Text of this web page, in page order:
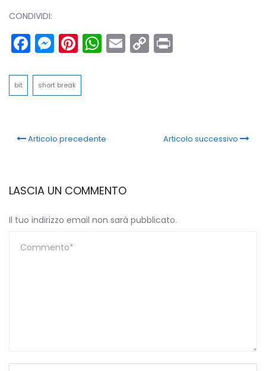
CONDIVIDI:
Facebook
Messenger
Pinterest
WhatsApp
Email
Copy
Link
bit short break
Articolo precedente Articolo successivo
LASCIA UN COMMENTO
Il tuo indirizzo email non sarà pubblicato.